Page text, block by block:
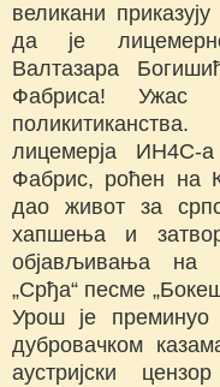
великани
да је
Валтазара
Фабриса!
лицемерја ИН4С-
Фабрис, роћен на
дао живот за
хапшења и
објављивања на
„Срђа“ песме
Урош је
дубровачком
аустријски